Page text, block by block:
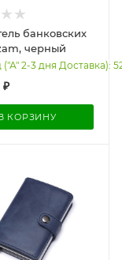
банковских
черный
2-3 дня Доставка):
₽
КОРЗИНУ